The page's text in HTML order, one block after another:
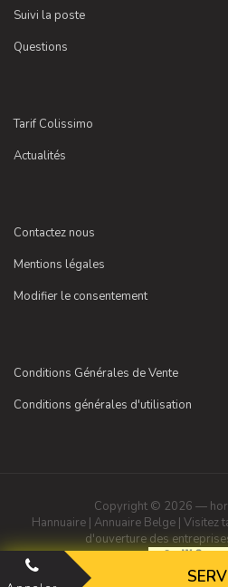
Suivi la poste
Questions
Tarif Colissimo
Actualités
Contactez nous
Mentions légales
Modifier le consentement
Conditions Générales de Vente
Conditions générales d'utilisation
Copyright © 2026 —
Hannuaire | Annuaire Belge | Visitez
d'ouverture des